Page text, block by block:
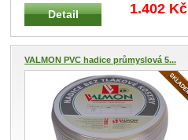
m 1125SR Hadice z PVC pro dop ...
Detail 1.402 Kč
VALMON PVC hadice průmyslová 5...